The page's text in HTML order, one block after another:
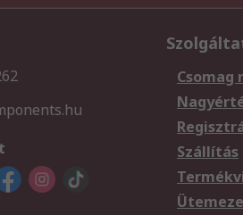
Csomag
Szállítás